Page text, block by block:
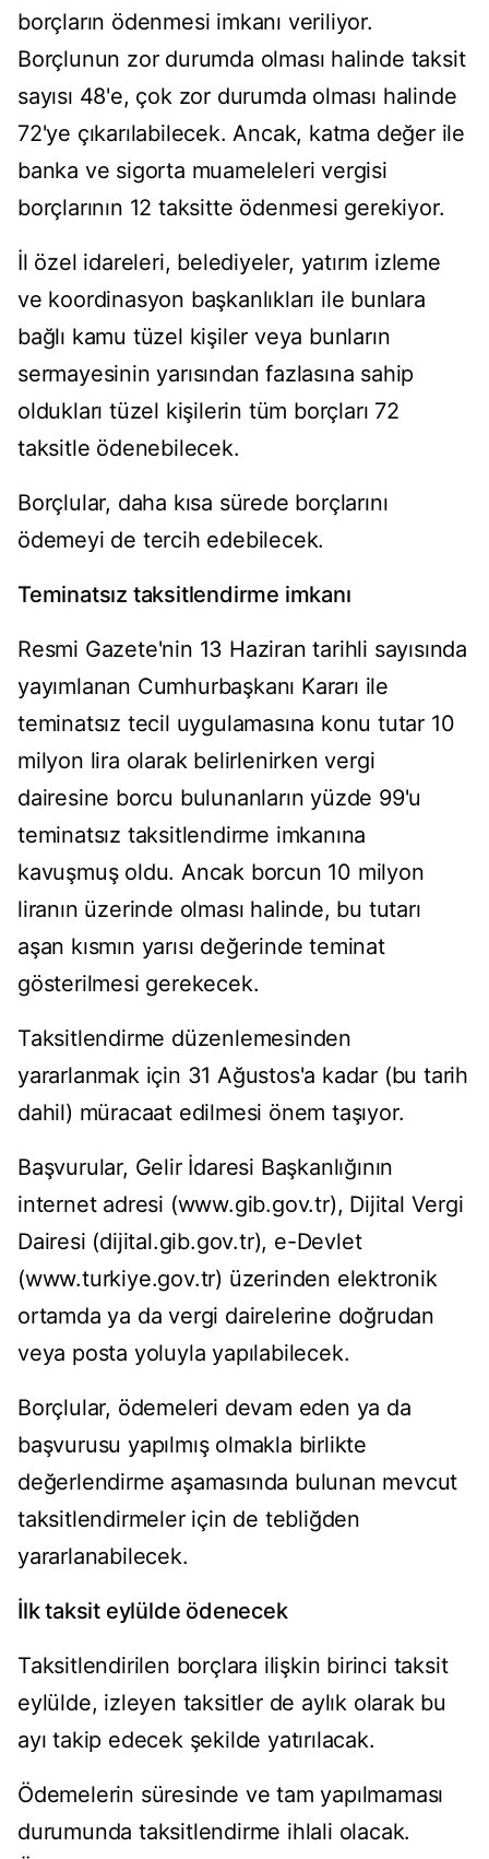
borçların ödenmesi imkanı veriliyor.
Borçlunun zor durumda olması halinde taksit
sayısı 48'e, çok zor durumda olması halinde
72'ye çıkarılabilecek. Ancak, katma değer ile
banka ve sigorta muameleleri vergisi
borçlarının 12 taksitte ödenmesi gerekiyor.
İl özel idareleri, belediyeler, yatırım izleme
ve koordinasyon başkanlıkları ile bunlara
bağlı kamu tüzel kişiler veya bunların
sermayesinin yarısından fazlasına sahip
oldukları tüzel kişilerin tüm borçları 72
taksitle ödenebilecek.
Borçlular, daha kısa sürede borçlarını
ödemeyi de tercih edebilecek.
Teminatsız taksitlendirme imkanı
Resmi Gazete'nin 13 Haziran tarihli sayısında
yayımlanan Cumhurbaşkanı Kararı ile
teminatsız tecil uygulamasına konu tutar 10
milyon lira olarak belirlenirken vergi
dairesine borcu bulunanların yüzde 99'u
teminatsız taksitlendirme imkanına
kavuşmuş oldu. Ancak borcun 10 milyon
liranın üzerinde olması halinde, bu tutarı
aşan kısmın yarısı değerinde teminat
gösterilmesi gerekecek.
Taksitlendirme düzenlemesinden
yararlanmak için 31 Ağustos'a kadar (bu tarih
dahil) müracaat edilmesi önem taşıyor.
Başvurular, Gelir İdaresi Başkanlığının
internet adresi (www.gib.gov.tr), Dijital Vergi
Dairesi (dijital.gib.gov.tr), e-Devlet
(www.turkiye.gov.tr) üzerinden elektronik
ortamda ya da vergi dairelerine doğrudan
veya posta yoluyla yapılabilecek.
Borçlular, ödemeleri devam eden ya da
başvurusu yapılmış olmakla birlikte
değerlendirme aşamasında bulunan mevcut
taksitlendirmeler için de tebliğden
yararlanabilecek.
İlk taksit eylülde ödenecek
Taksitlendirilen borçlara ilişkin birinci taksit
eylülde, izleyen taksitler de aylık olarak bu
ayı takip edecek şekilde yatırılacak.
Ödemelerin süresinde ve tam yapılmaması
durumunda taksitlendirme ihlali olacak.